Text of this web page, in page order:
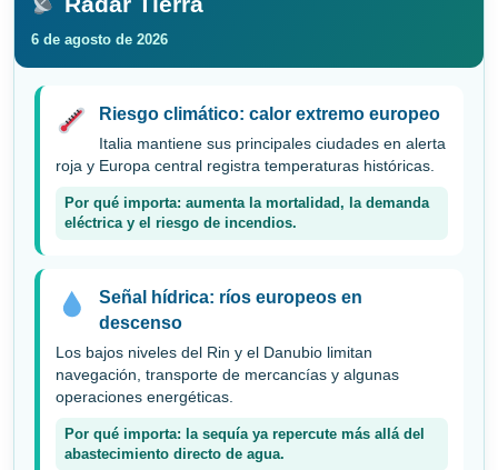
6 de agosto de 2026
Riesgo climático: calor extremo europeo
Italia mantiene sus principales ciudades en alerta
roja y Europa central registra temperaturas históricas.
Por qué importa: aumenta la mortalidad, la demanda
eléctrica y el riesgo de incendios.
Señal hídrica: ríos europeos en
descenso
Los bajos niveles del Rin y el Danubio limitan
navegación, transporte de mercancías y algunas
operaciones energéticas.
Por qué importa: la sequía ya repercute más allá del
abastecimiento directo de agua.